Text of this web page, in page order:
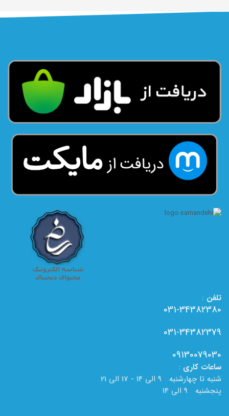
تلفن :
031-34382380
031-34382379
09130079030
ساعات کاری :
شنبه تا چهارشنبه 9 الی 14 - 17 الی 21
پنجشنبه 9 الی 14